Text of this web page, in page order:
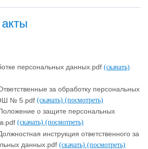
персональных данных.pdf (скачать)
за обработку персональных
№ 5.pdf (скачать) (посмотреть)
о защите персональных
(скачать) (посмотреть)
инструкция ответственного за
данных.pdf (скачать) (посмотреть)